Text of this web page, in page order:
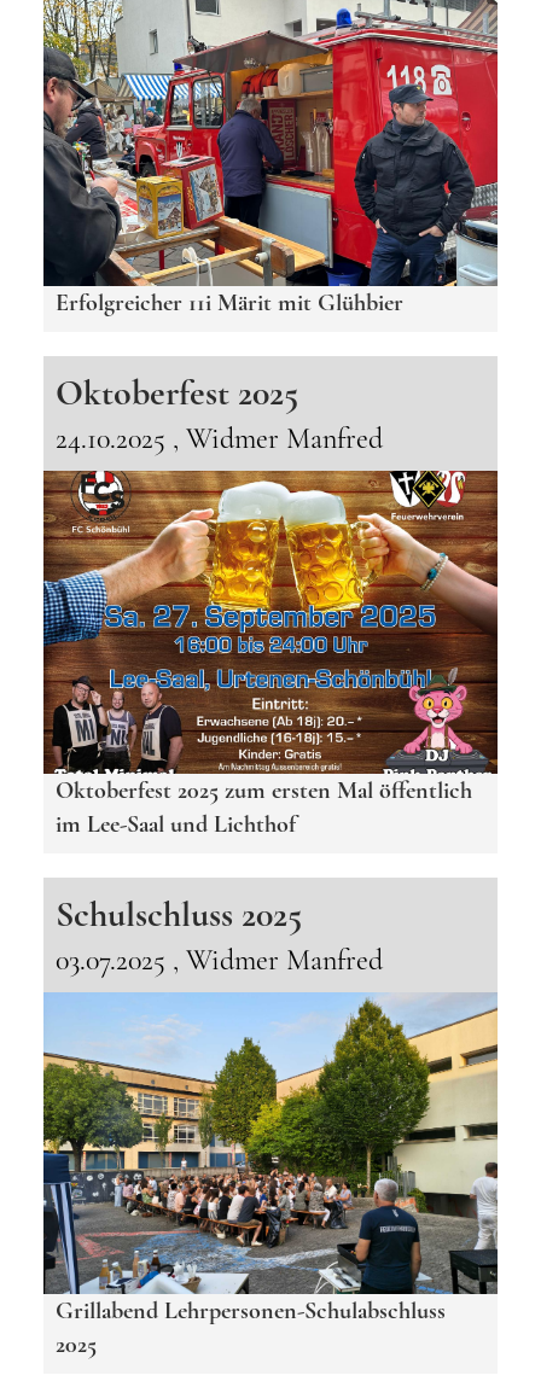
Erfolgreicher 11i Märit mit Glühbier
Oktoberfest 2025
24.10.2025 , Widmer Manfred
Oktoberfest 2025 zum ersten Mal öffentlich
im Lee-Saal und Lichthof
Schulschluss 2025
03.07.2025 , Widmer Manfred
Grillabend Lehrpersonen-Schulabschluss
2025